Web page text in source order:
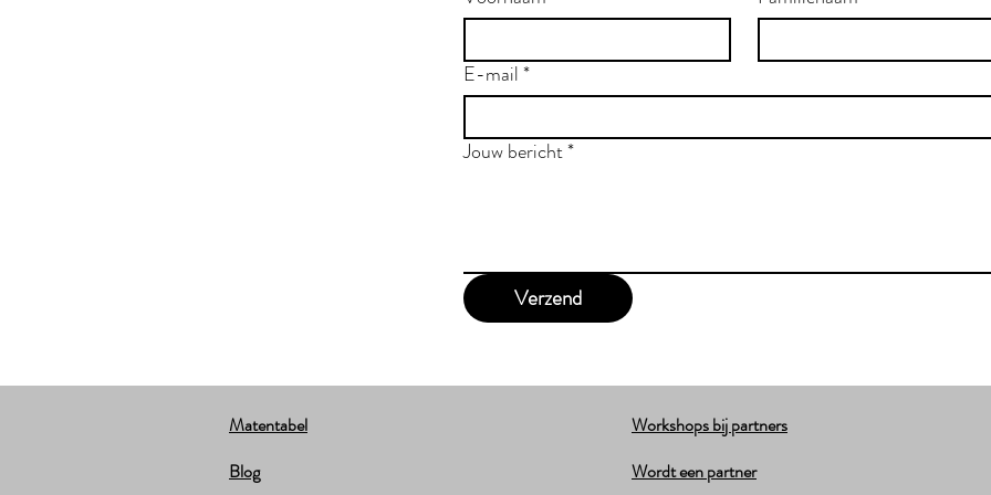
E-mail*
Jouw bericht*
Verzend
Matentabel
Blog
Workshops bij partners
Wordt een partner